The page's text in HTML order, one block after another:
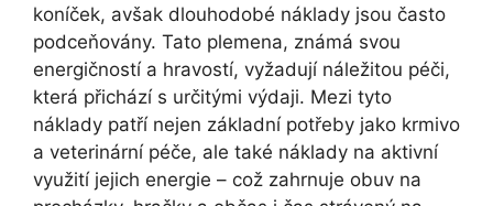
koníček, avšak dlouhodobé náklady jsou často
podceňovány. Tato plemena, známá svou
energičností a hravostí, vyžadují náležitou péči,
která přichází s určitými výdaji. Mezi tyto
náklady patří nejen základní potřeby jako krmivo
a veterinární péče, ale také náklady na aktivní
využití jejich energie – což zahrnuje obuv na